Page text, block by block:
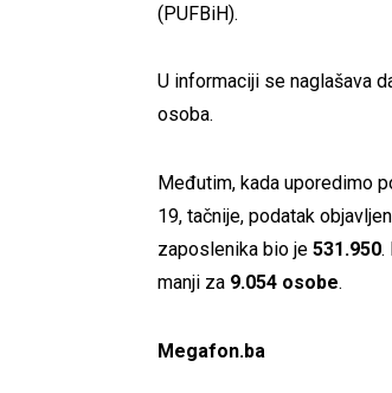
(PUFBiH).
U informaciji se naglašava
osoba.
Međutim, kada uporedimo
19, tačnije, podatak
zaposlenika bio je 531.950.
manji za 9.054 osobe.
Megafon.ba